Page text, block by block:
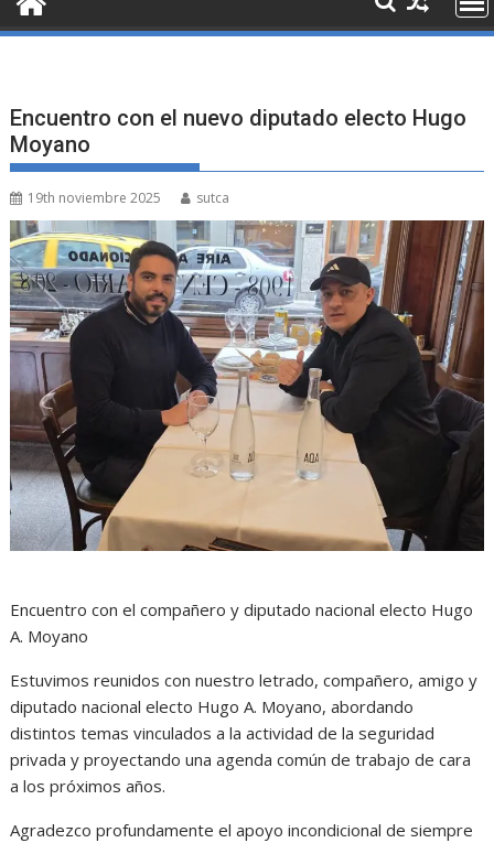
Encuentro con el nuevo diputado electo Hugo
Moyano
19th noviembre 2025 sutca
Encuentro con el compañero y diputado nacional electo Hugo
A. Moyano
Estuvimos reunidos con nuestro letrado, compañero, amigo y
diputado nacional electo Hugo A. Moyano, abordando
distintos temas vinculados a la actividad de la seguridad
privada y proyectando una agenda común de trabajo de cara
a los próximos años.
Agradezco profundamente el apoyo incondicional de siempre